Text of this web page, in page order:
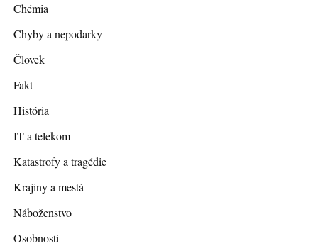
Chémia
Chyby a nepodarky
Človek
Fakt
História
IT a telekom
Katastrofy a tragédie
Krajiny a mestá
Náboženstvo
Osobnosti